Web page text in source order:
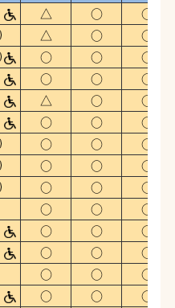
△ ○
○
△ ○
○
○ ○
○
○ ○
○
△ ○
○
○ ○
○
○ ○
○
○ ○
○
○ ○
○
○ ○
○
○ ○
○
○ ○
○
○ ○
○
○ ○
○